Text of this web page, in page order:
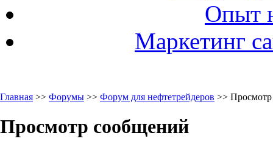
Опыт
Маркетинг
Главная >> Форумы >> Форум для нефтетрейдеров >>
Просмотр сообщений